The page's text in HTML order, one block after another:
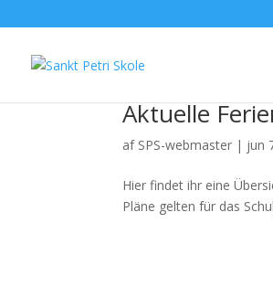
Aktuelle
af SPS-webmaster | jun
Hier findet ihr eine
Pläne gelten für das